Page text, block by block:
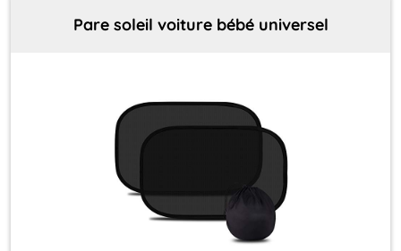
Pare soleil voiture bébé universel